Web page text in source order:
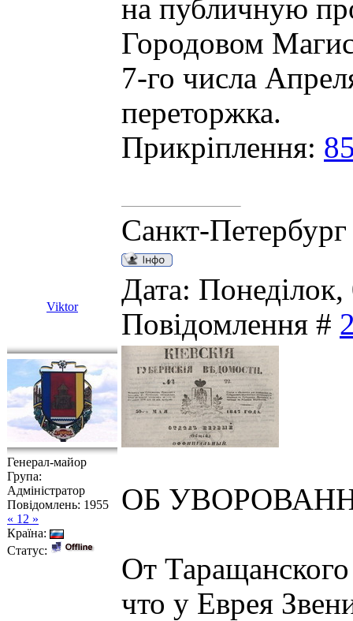
на публичную
Городовом
7-го числа
переторжка.
Прикріплення:
Санкт-Петербург
Viktor
Дата:
Повідомлення #
Генерал-майор
Група:
Адміністратор
Повідомлень: 1955
« 12 »
Країна:
Статус:
ОБ
От Таращанского
что у Еврея